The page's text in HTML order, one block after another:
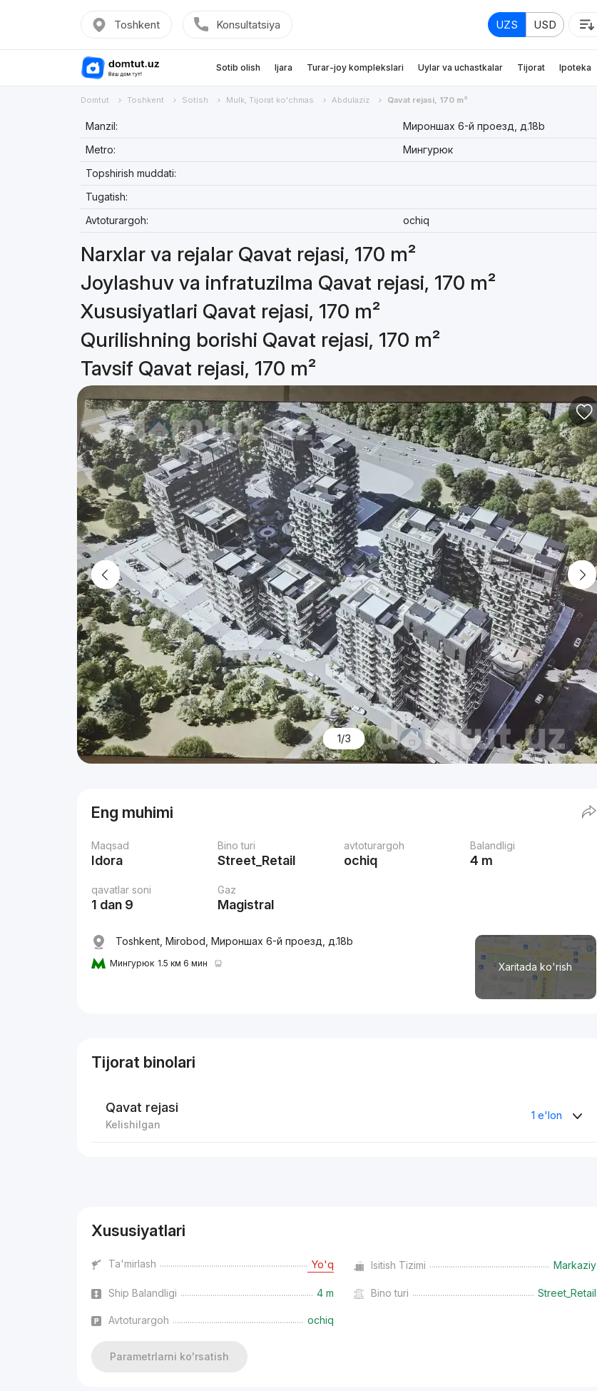
Toshkent Konsultatsiya UZS USD
Sotib olish Ijara Turar-joy komplekslari Uylar va uchastkalar Tijorat Ipoteka
Domtut Toshkent Sotish Mulk, Tijorat ko'chmas Abdulaziz Qavat rejasi, 170 m²
Manzil:
Мироншах 6-й проезд, д.18b
Metro:
Мингурюк
Topshirish muddati:
Tugatish:
Avtoturargoh:
ochiq
Narxlar va rejalar Qavat rejasi, 170 m²
Joylashuv va infratuzilma Qavat rejasi, 170 m²
Xususiyatlari Qavat rejasi, 170 m²
Qurilishning borishi Qavat rejasi, 170 m²
Tavsif Qavat rejasi, 170 m²
1/3
Eng muhimi
Maqsad
Idora
Bino turi
Street_Retail
avtoturargoh
ochiq
Balandligi
4 m
qavatlar soni
1 dan 9
Gaz
Magistral
Xaritada ko'rish
Toshkent, Mirobod, Мироншах 6-й проезд, д.18b
Мингурюк 1.5 км 6 мин
Tijorat binolari
Qavat rejasi
Kelishilgan
1 e'lon
Xususiyatlari
Ta'mirlash Yo'q Isitish Tizimi Markaziy
Ship Balandligi 4 m Bino turi Street_Retail
Avtoturargoh ochiq
Parametrlarni ko'rsatish